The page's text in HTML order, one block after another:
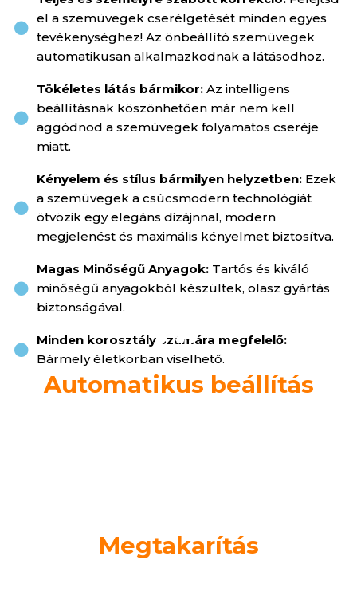
el a szemüvegek cserélgetését minden egyes
tevékenységhez! Az önbeállító szemüvegek
automatikusan alkalmazkodnak a látásodhoz.
Tökéletes látás bármikor:Az intelligens
beállításnak köszönhetően már nem kell
aggódnod a szemüvegek folyamatos cseréje
miatt.
Kényelem és stílus bármilyen helyzetben:Ezek
a szemüvegek a csúcsmodern technológiát
ötvözik egy elegáns dizájnnal, modern
megjelenést és maximális kényelmet biztosítva.
Magas Minőségű Anyagok:Tartós és kiváló
minőségű anyagokból készültek, olasz gyártás
biztonságával.
Minden korosztály számára megfelelő:
Bármely életkorban viselhető.
Automatikus beállítás
Megtakarítás